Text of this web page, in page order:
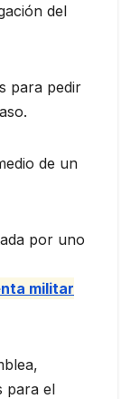
del
para pedir
de un
por uno
militar
para el